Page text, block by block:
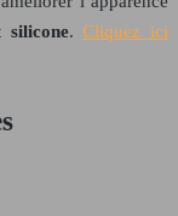
silicone.Cliquez ici